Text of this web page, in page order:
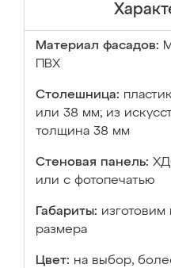
Материал фасадов:
ПВХ
Столешница:
или 38 мм; из
толщина 38 мм
Стеновая панель:
или с фотопечатью
Габариты:
размера
Цвет: на выбор,